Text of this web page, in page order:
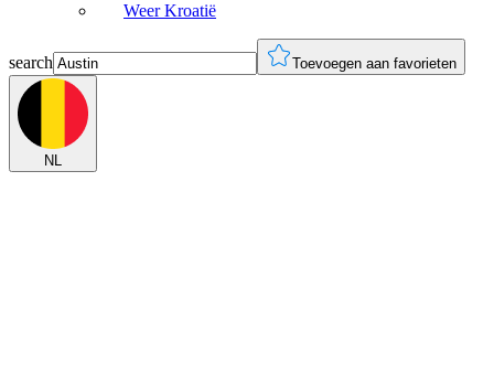
Weer Kroatië
search Toevoegen aan favorieten
NL